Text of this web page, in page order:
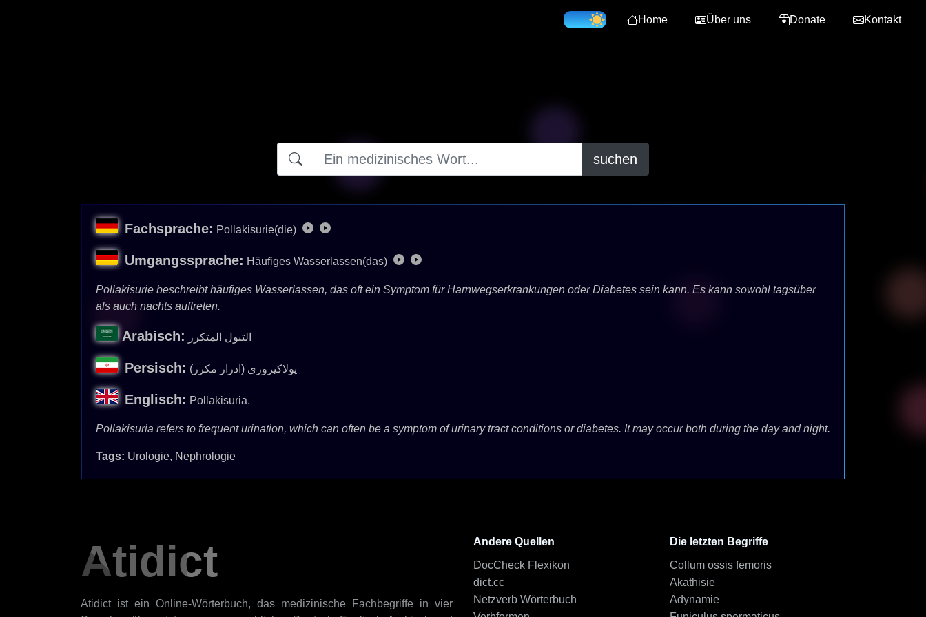
Home Über uns Donate Kontakt
suchen
Fachsprache: Pollakisurie(die)
Umgangssprache: Häufiges Wasserlassen(das)
Pollakisurie beschreibt häufiges Wasserlassen, das oft ein Symptom für Harnwegserkrankungen oder Diabetes sein kann. Es kann sowohl tagsüber
als auch nachts auftreten.
Arabisch: التبول المتكرر
Persisch: پولاکیزوری (ادرار مکرر)
Englisch: Pollakisuria.
Pollakisuria refers to frequent urination, which can often be a symptom of urinary tract conditions or diabetes. It may occur both during the day and night.
Tags: Urologie, Nephrologie
Atidict
Atidict ist ein Online-Wörterbuch, das medizinische Fachbegriffe in vier
Andere Quellen
DocCheck Flexikon
dict.cc
Netzverb Wörterbuch
Die letzten Begriffe
Collum ossis femoris
Akathisie
Adynamie